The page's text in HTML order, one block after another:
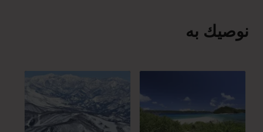
نوصيك به